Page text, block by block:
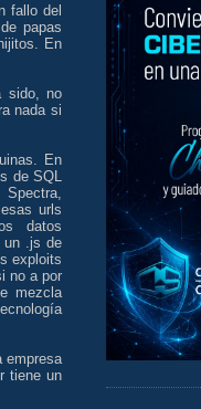
fallo del
papas
En
sido, no
nada si
En
de SQL
urls
datos
un .js de
exploits
no a por
mezcla
empresa
tiene un